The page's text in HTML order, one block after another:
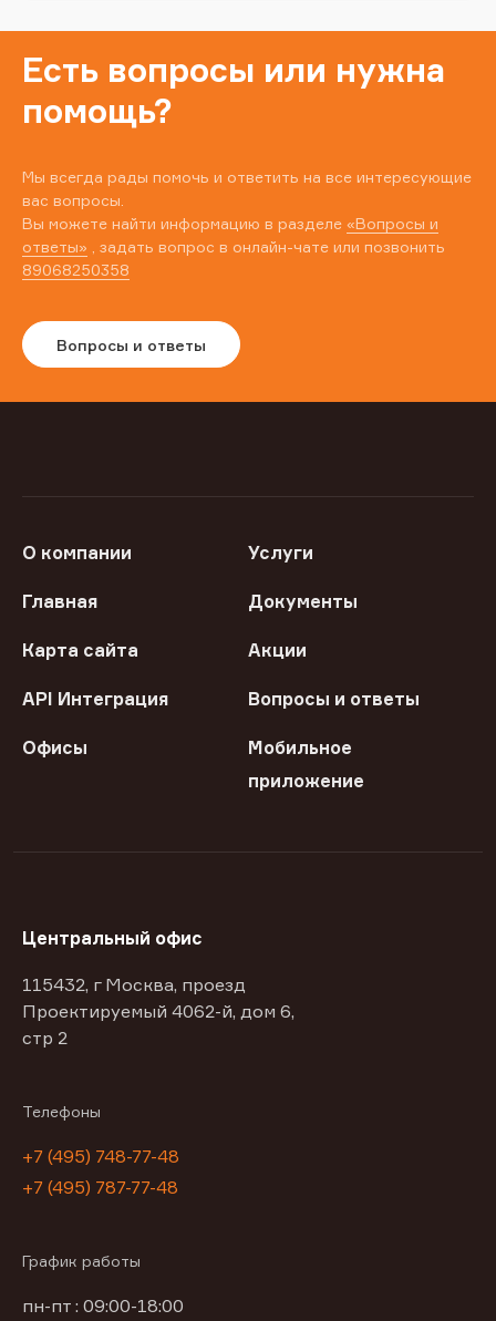
Есть вопросы или нужна
помощь?
Мы всегда рады помочь и ответить на все интересующие
вас вопросы.
Вы можете найти информацию в разделе «Вопросы и
ответы» , задать вопрос в онлайн-чате или позвонить
89068250358
Вопросы и ответы
О компании Услуги
Главная Документы
Карта сайта Акции
API Интеграция Вопросы и ответы
Офисы
Мобильное
приложение
Центральный офис
115432, г Москва, проезд
Проектируемый 4062-й, дом 6,
стр 2
Телефоны
+7 (495) 748-77-48
+7 (495) 787-77-48
График работы
пн-пт : 09:00-18:00